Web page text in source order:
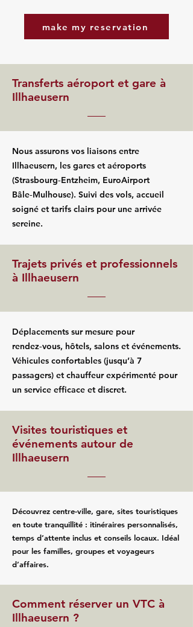
make my reservation
Transferts aéroport et gare à
Illhaeusern
Nous assurons vos liaisons entre
Illhaeusern, les gares et aéroports
(Strasbourg‑Entzheim, EuroAirport
Bâle‑Mulhouse). Suivi des vols, accueil
soigné et tarifs clairs pour une arrivée
sereine.
Trajets privés et professionnels
à Illhaeusern
Déplacements sur mesure pour
rendez‑vous, hôtels, salons et événements.
Véhicules confortables (jusqu’à 7
passagers) et chauffeur expérimenté pour
un service efficace et discret.
Visites touristiques et
événements autour de
Illhaeusern
Découvrez centre-ville, gare, sites touristiques
en toute tranquillité : itinéraires personnalisés,
temps d’attente inclus et conseils locaux. Idéal
pour les familles, groupes et voyageurs
d’affaires.
Comment réserver un VTC à
Illhaeusern ?